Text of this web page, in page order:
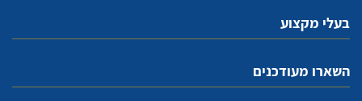
בעלי מקצוע
השארו מעודכנים